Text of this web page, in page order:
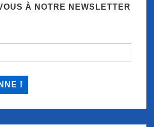
À NOTRE NEWSLETTER